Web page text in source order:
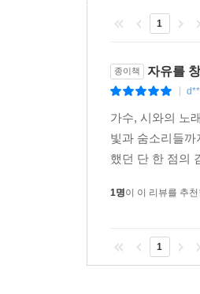
되기도 한다. 하지
여덟 장에 담겼다.
저자는 노래를, 그
자신을 이해하기 위
이 책 역시 읽는 사
열망을 데운다. 그의
1
종이책 자유를
가수, 시와의 노
빛과 숨소리들
했던 단 한 점의
1명이 이 리뷰를 추
1